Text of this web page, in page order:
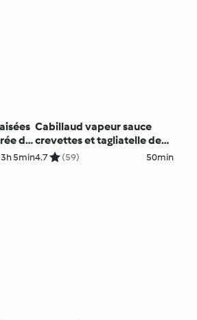
de
3h 5min
Cabillaud vapeur sauce
crevettes et tagliatelle de
courgette
4.7 (59) 50min